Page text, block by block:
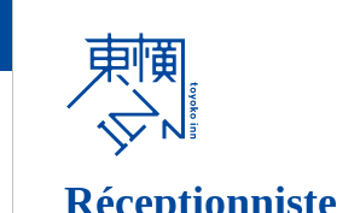
Réceptionniste